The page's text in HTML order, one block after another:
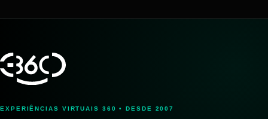
EXPERIÊNCIAS VIRTUAIS 360 • DESDE 2007